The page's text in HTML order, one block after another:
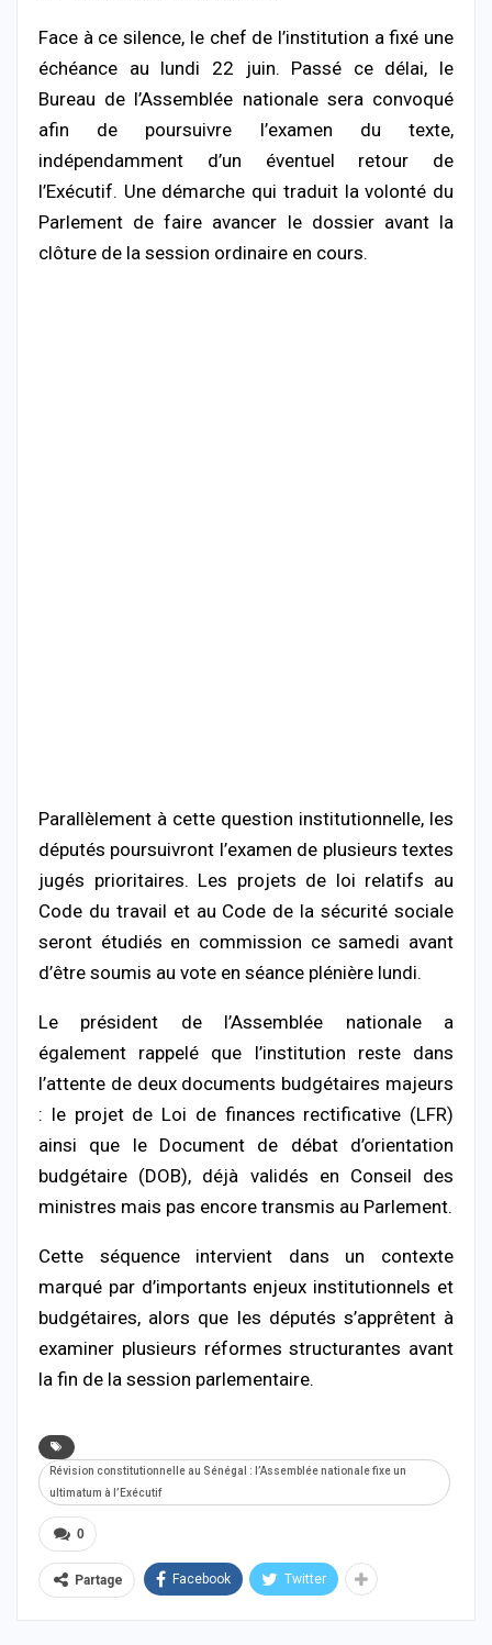
Face à ce silence, le chef de l’institution a fixé une
échéance au lundi 22 juin. Passé ce délai, le
Bureau de l’Assemblée nationale sera convoqué
afin de poursuivre l’examen du texte,
indépendamment d’un éventuel retour de
l’Exécutif. Une démarche qui traduit la volonté du
Parlement de faire avancer le dossier avant la
clôture de la session ordinaire en cours.
Parallèlement à cette question institutionnelle, les
députés poursuivront l’examen de plusieurs textes
jugés prioritaires. Les projets de loi relatifs au
Code du travail et au Code de la sécurité sociale
seront étudiés en commission ce samedi avant
d’être soumis au vote en séance plénière lundi.
Le président de l’Assemblée nationale a
également rappelé que l’institution reste dans
l’attente de deux documents budgétaires majeurs
: le projet de Loi de finances rectificative (LFR)
ainsi que le Document de débat d’orientation
budgétaire (DOB), déjà validés en Conseil des
ministres mais pas encore transmis au Parlement.
Cette séquence intervient dans un contexte
marqué par d’importants enjeux institutionnels et
budgétaires, alors que les députés s’apprêtent à
examiner plusieurs réformes structurantes avant
la fin de la session parlementaire.
Révision constitutionnelle au Sénégal : l’Assemblée nationale fixe un
ultimatum à l’Exécutif
0
Partage Facebook Twitter